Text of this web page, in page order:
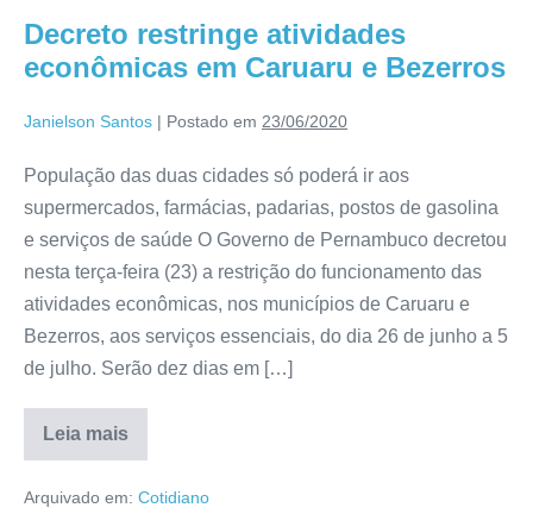
Decreto restringe atividades
econômicas em Caruaru e Bezerros
Janielson Santos | Postado em 23/06/2020
População das duas cidades só poderá ir aos
supermercados, farmácias, padarias, postos de gasolina
e serviços de saúde O Governo de Pernambuco decretou
nesta terça-feira (23) a restrição do funcionamento das
atividades econômicas, nos municípios de Caruaru e
Bezerros, aos serviços essenciais, do dia 26 de junho a 5
de julho. Serão dez dias em […]
Leia mais
Arquivado em: Cotidiano